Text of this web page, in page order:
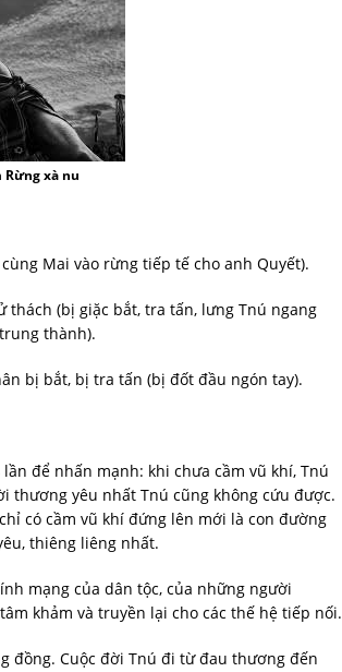
xà nu
Mai vào rừng tiếp tế cho anh Quyết).
(bị giặc bắt, tra tấn, lưng Tnú ngang
thành).
bị bắt, bị tra tấn (bị đốt đầu ngón tay).
để nhấn mạnh: khi chưa cầm vũ khí, Tnú
thương yêu nhất Tnú cũng không cứu được.
có cầm vũ khí đứng lên mới là con đường
thiêng liêng nhất.
mạng của dân tộc, của những người
khảm và truyền lại cho các thế hệ tiếp nối.
đồng. Cuộc đời Tnú đi từ đau thương đến